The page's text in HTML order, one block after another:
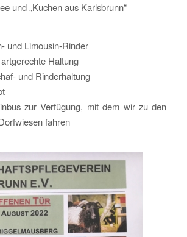
und „Kuchen aus Karlsbrunn“
und Limousin-Rinder
Haltung
und Rinderhaltung
zur Verfügung, mit dem wir zu den
fahren